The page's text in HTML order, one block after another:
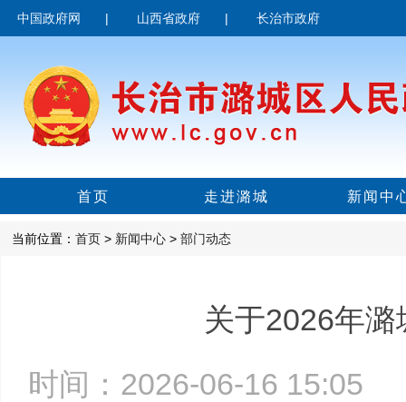
中国政府网 | 山西省政府 | 长治市政府
首页 走进潞城 新闻中
当前位置： 首页 > 新闻中心 > 部门动态
关于2026年
时间：2026-06-16